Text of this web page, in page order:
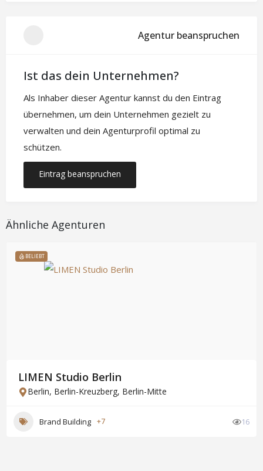
Agentur beanspruchen
Ist das dein Unternehmen?
Als Inhaber dieser Agentur kannst du den Eintrag
übernehmen, um dein Unternehmen gezielt zu
verwalten und dein Agenturprofil optimal zu
schützen.
Eintrag beanspruchen
Ähnliche Agenturen
BELIEBT
LIMEN Studio Berlin
Berlin, Berlin-Kreuzberg, Berlin-Mitte
Brand Building +7 16